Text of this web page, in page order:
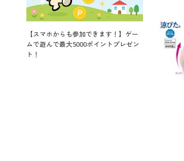
【スマホからも参加できます！】ゲー
ムで遊んで最大5000ポイントプレゼン
ト！